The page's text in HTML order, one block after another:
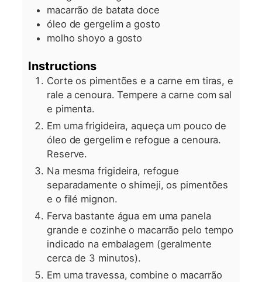
macarrão de batata doce
óleo de gergelim a gosto
molho shoyo a gosto
Instructions
Corte os pimentões e a carne em tiras, e
rale a cenoura. Tempere a carne com sal
e pimenta.
Em uma frigideira, aqueça um pouco de
óleo de gergelim e refogue a cenoura.
Reserve.
Na mesma frigideira, refogue
separadamente o shimeji, os pimentões
e o filé mignon.
Ferva bastante água em uma panela
grande e cozinhe o macarrão pelo tempo
indicado na embalagem (geralmente
cerca de 3 minutos).
Em uma travessa, combine o macarrão